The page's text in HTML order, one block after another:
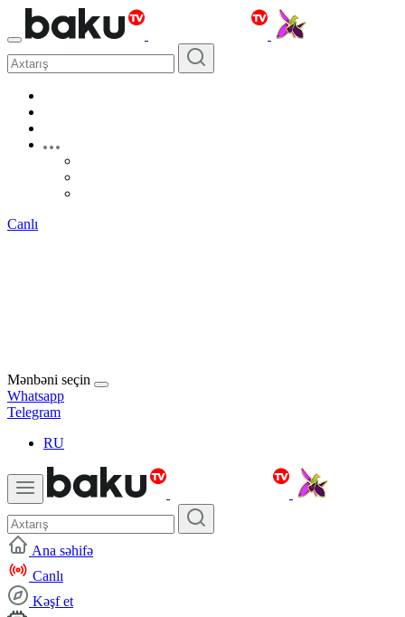
Canlı
Mənbəni seçin
Whatsapp
Telegram
RU
Ana səhifə
Canlı
Kəşf et